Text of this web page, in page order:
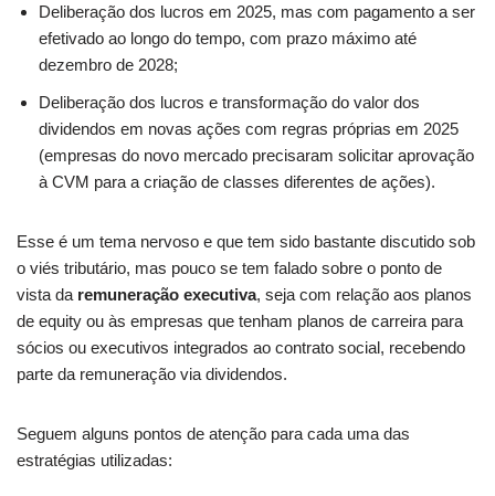
Deliberação dos lucros em 2025, mas com pagamento a ser
efetivado ao longo do tempo, com prazo máximo até
dezembro de 2028;
Deliberação dos lucros e transformação do valor dos
dividendos em novas ações com regras próprias em 2025
(empresas do novo mercado precisaram solicitar aprovação
à CVM para a criação de classes diferentes de ações).
Esse é um tema nervoso e que tem sido bastante discutido sob
o viés tributário, mas pouco se tem falado sobre o ponto de
vista da remuneração executiva, seja com relação aos planos
de equity ou às empresas que tenham planos de carreira para
sócios ou executivos integrados ao contrato social, recebendo
parte da remuneração via dividendos.
Seguem alguns pontos de atenção para cada uma das
estratégias utilizadas: